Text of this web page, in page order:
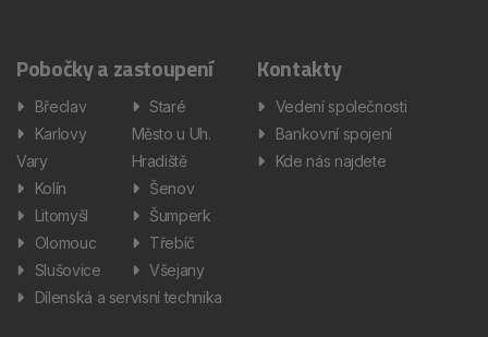
Pobočky a zastoupení
Břeclav
Karlovy
Vary
Kolín
Litomyšl
Olomouc
Slušovice
Staré
Město u Uh.
Hradiště
Šenov
Šumperk
Třebíč
Všejany
Dílenská a servisní technika
Kontakty
Vedení společnosti
Bankovní spojení
Kde nás najdete